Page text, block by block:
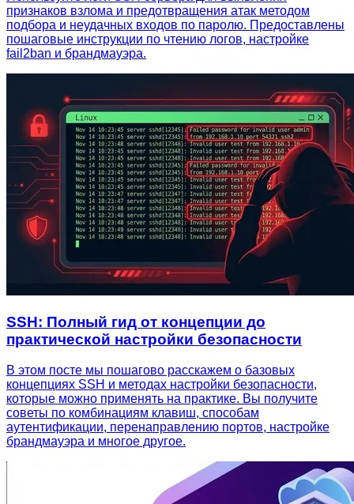
признаков взлома и предотвращения атак методом
подбора и неудачных входов по паролю. Предоставлены
пошаговые инструкции по чтению логов, настройке
fail2ban и брандмауэра.
SSH: Полный гид от концепции до
практической настройки безопасности
В этом посте мы пошагово расскажем о базовых
концепциях SSH и методах настройки безопасности,
которые можно применять на практике. Вы получите
советы по комбинациям клавиш, способам
аутентификации, перенаправлению портов, настройке
брандмауэра и многое другое.